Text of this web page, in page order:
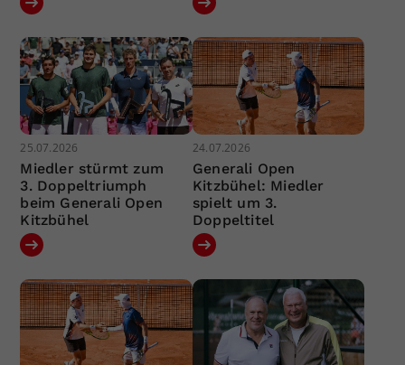
25.07.2026
Miedler stürmt zum
3. Doppeltriumph
beim Generali Open
Kitzbühel
24.07.2026
Generali Open
Kitzbühel: Miedler
spielt um 3.
Doppeltitel